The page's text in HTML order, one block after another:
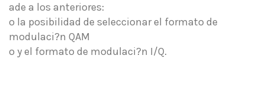
ade a los anteriores:
o la posibilidad de seleccionar el formato de
modulaci?n QAM
o y el formato de modulaci?n I/Q.